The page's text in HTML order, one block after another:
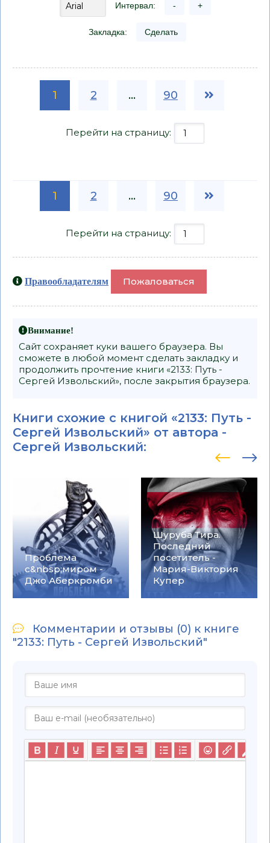
Интервал: - +
Закладка: Сделать
1 2 ... 90
Перейти на страницу:
1 2 ... 90
Перейти на страницу:
Правообладателям Пожаловаться
Внимание!
Сайт сохраняет куки вашего браузера. Вы
сможете в любой момент сделать закладку и
продолжить прочтение книги «2133: Путь -
Сергей Извольский», после закрытия браузера.
Книги схожие с книгой «2133: Путь -
Сергей Извольский» от автора -
Сергей Извольский:
Проблема
с&nbsp;миром -
Джо Аберкромби
Шуруба Тира.
Последний
посетитель -
Мария-Виктория
Купер
Комментарии и отзывы (0) к книге
"2133: Путь - Сергей Извольский"